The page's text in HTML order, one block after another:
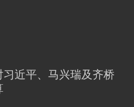
近平、马兴瑞及齐桥